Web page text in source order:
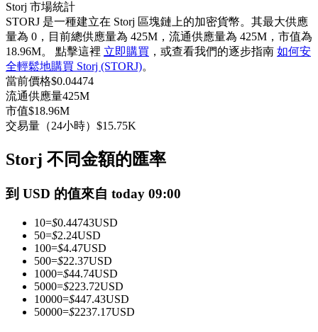
與頂尖交易專家同行
成為跟單交易員
Storj 市場統計
STORJ 是一種建立在 Storj 區塊鏈上的加密貨幣。其最大供應
量為 0，目前總供應量為 425M，流通供應量為 425M，市值為
18.96M。 點擊這裡 立即購買 ，或查看我們的逐步指南 如何安
全輕鬆地購買 Storj (STORJ)。
當前價格$0.04474
流通供應量425M
市值$18.96M
交易量（24小時） $15.75K
Storj 不同金額的匯率
到 USD 的值來自 today 09:00
10=$0.44743USD
50=$2.24USD
100=$4.47USD
500=$22.37USD
1000=$44.74USD
5000=$223.72USD
10000=$447.43USD
50000=$2237.17USD